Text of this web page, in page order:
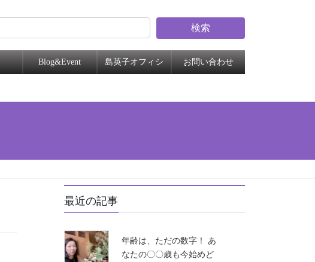
検索
Blog&Event 島英子オフィシ お問い合わせ
最近の記事
年齢は、ただの数字！ あ
なたの〇〇歳も今始めど